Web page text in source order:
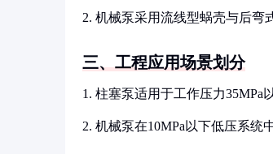
2. 机械泵采用流线型蜗壳与后弯
三、工程应用场景划分
1. 柱塞泵适用于工作压力
2. 机械泵在10MPa以下低压系